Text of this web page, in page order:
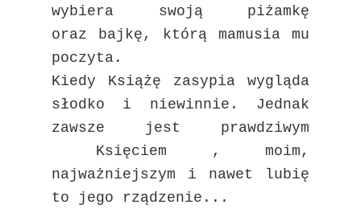
wybiera swoją piżamkę
oraz bajkę, którą mamusia mu
poczyta.
Kiedy Książę zasypia wygląda
słodko i niewinnie. Jednak
zawsze jest prawdziwym
Księciem , moim,
najważniejszym i nawet lubię
to jego rządzenie...